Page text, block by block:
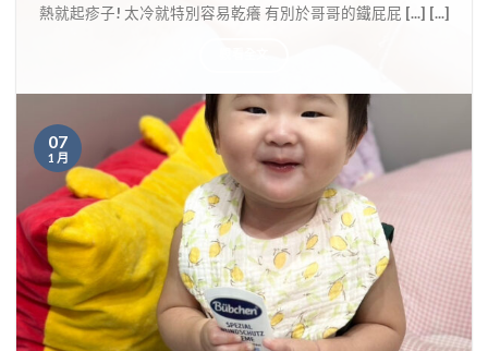
熱就起疹子! 太冷就特別容易乾癢 有別於哥哥的鐵屁屁 [...] [...]
07
1 月